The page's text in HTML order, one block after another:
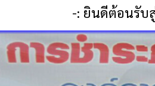
ว็บไซต์ของ องค์การบริห